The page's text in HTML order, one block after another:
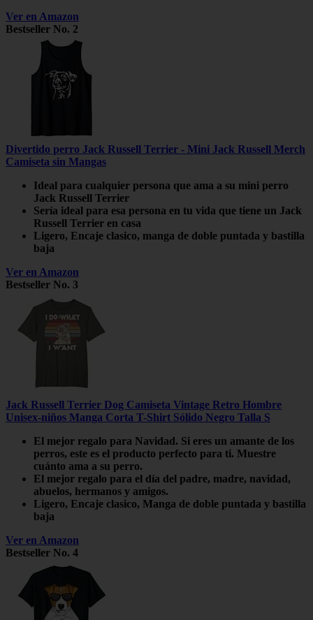
Ver en Amazon
Bestseller No. 2
Divertido perro Jack Russell Terrier - Mini Jack Russell Merch
Camiseta sin Mangas
Ideal para cualquier persona que ama a su mini perro
Jack Russell Terrier
Sería ideal para esa persona en tu vida que tiene un Jack
Russell Terrier en casa
Ligero, Encaje clasico, manga de doble puntada y bastilla
baja
Ver en Amazon
Bestseller No. 3
Jack Russell Terrier Dog Camiseta Vintage Retro Hombre
Unisex-niños Manga Corta T-Shirt Sólido Negro Talla S
El mejor regalo para Navidad. Si eres un amante de los
perros, este es el producto perfecto para ti. Muestre
cuánto ama a su perro.
El mejor regalo para el día del padre, madre, navidad,
abuelos, hermanos y amigos.
Ligero, Encaje clasico, Manga de doble puntada y bastilla
baja
Ver en Amazon
Bestseller No. 4